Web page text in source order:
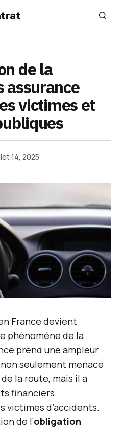
de la
assurance
victimes et
14, 2025
France devient
phénomène de la
prend une ampleur
seulement menace
la route, mais il a
financiers
victimes d’accidents.
de l’obligation